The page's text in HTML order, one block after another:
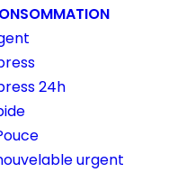
24h
urgent